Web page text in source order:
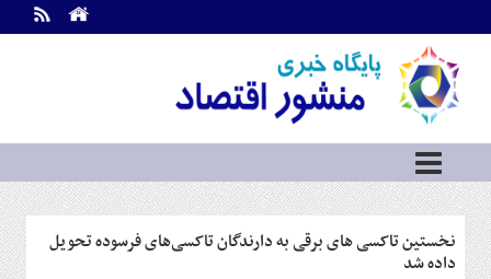
اطلاعات
تماس
ما
درباره
ما
سرویس
ها
خانه
نخستین تاکسی های برقی به دارندگان تاکسی‌های فرسوده تحویل
داده شد